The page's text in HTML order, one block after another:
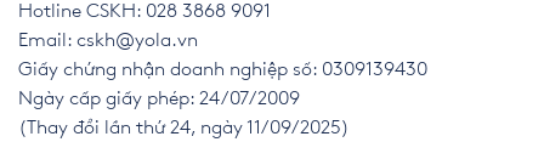
Hotline CSKH: 028 3868 9091
Email: cskh@yola.vn
Giấy chứng nhận doanh nghiệp số: 0309139430
Ngày cấp giấy phép: 24/07/2009
(Thay đổi lần thứ 24, ngày 11/09/2025)